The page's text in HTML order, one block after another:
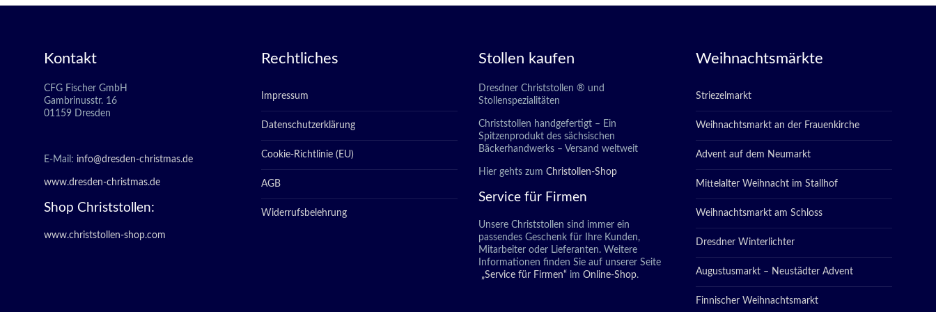
Kontakt
CFG Fischer GmbH
Gambrinusstr. 16
01159 Dresden
E-Mail: info@dresden-christmas.de
www.dresden-christmas.de
Shop Christstollen:
www.christstollen-shop.com
Rechtliches
Impressum
Datenschutzerklärung
Cookie-Richtlinie (EU)
AGB
Widerrufsbelehrung
Stollen kaufen
Dresdner Christstollen ® und
Stollenspezialitäten
Christstollen handgefertigt – Ein
Spitzenprodukt des sächsischen
Bäckerhandwerks – Versand weltweit
Hier gehts zum Christollen-Shop
Service für Firmen
Unsere Christstollen sind immer ein
passendes Geschenk für Ihre Kunden,
Mitarbeiter oder Lieferanten. Weitere
Informationen finden Sie auf unserer Seite
„Service für Firmen“ im Online-Shop.
Weihnachtsmärkte
Striezelmarkt
Weihnachtsmarkt an der Frauenkirche
Advent auf dem Neumarkt
Mittelalter Weihnacht im Stallhof
Weihnachtsmarkt am Schloss
Dresdner Winterlichter
Augustusmarkt – Neustädter Advent
Finnischer Weihnachtsmarkt